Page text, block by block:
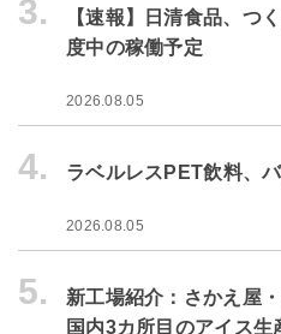
3.
【速報】日清食品、
度中の稼働予定
2026.08.05
4. ラベルレスPET飲料、
2026.08.05
5.
新工場紹介：さかえ屋
国内3カ所目のアイス生